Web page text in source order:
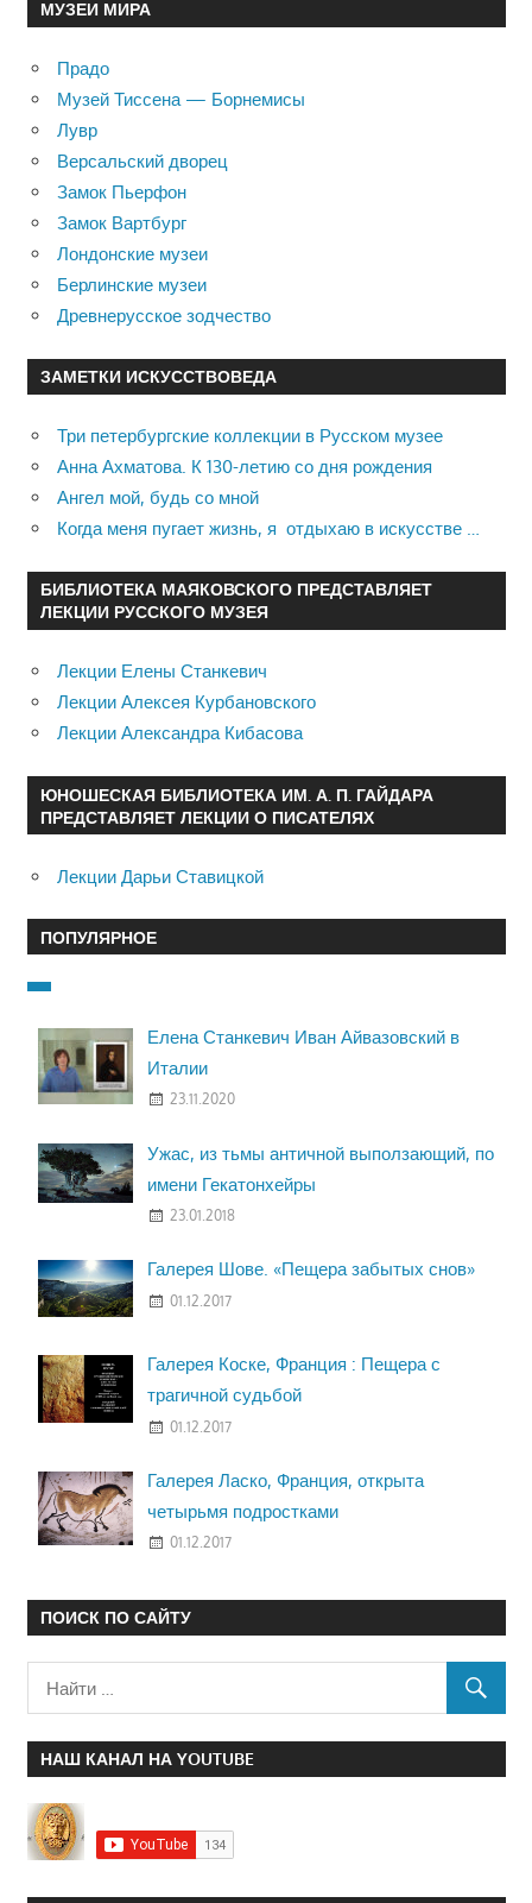
МУЗЕИ МИРА
Прадо
Музей Тиссена — Борнемисы
Лувр
Версальский дворец
Замок Пьерфон
Замок Вартбург
Лондонские музеи
Берлинские музеи
Древнерусское зодчество
ЗАМЕТКИ ИСКУССТВОВЕДА
Три петербургские коллекции в Русском музее
Анна Ахматова. К 130-летию со дня рождения
Ангел мой, будь со мной
Когда меня пугает жизнь, я отдыхаю в искусстве …
БИБЛИОТЕКА МАЯКОВСКОГО ПРЕДСТАВЛЯЕТ
ЛЕКЦИИ РУССКОГО МУЗЕЯ
Лекции Елены Станкевич
Лекции Алексея Курбановского
Лекции Александра Кибасова
ЮНОШЕСКАЯ БИБЛИОТЕКА ИМ. А. П. ГАЙДАРА
ПРЕДСТАВЛЯЕТ ЛЕКЦИИ О ПИСАТЕЛЯХ
Лекции Дарьи Ставицкой
ПОПУЛЯРНОЕ
Елена Станкевич Иван Айвазовский в
Италии
23.11.2020
Ужас, из тьмы античной выползающий, по
имени Гекатонхейры
23.01.2018
Галерея Шове. «Пещера забытых снов»
01.12.2017
Галерея Коске, Франция : Пещера с
трагичной судьбой
01.12.2017
Галерея Ласко, Франция, открыта
четырьмя подростками
01.12.2017
ПОИСК ПО САЙТУ
НАШ КАНАЛ НА YOUTUBE